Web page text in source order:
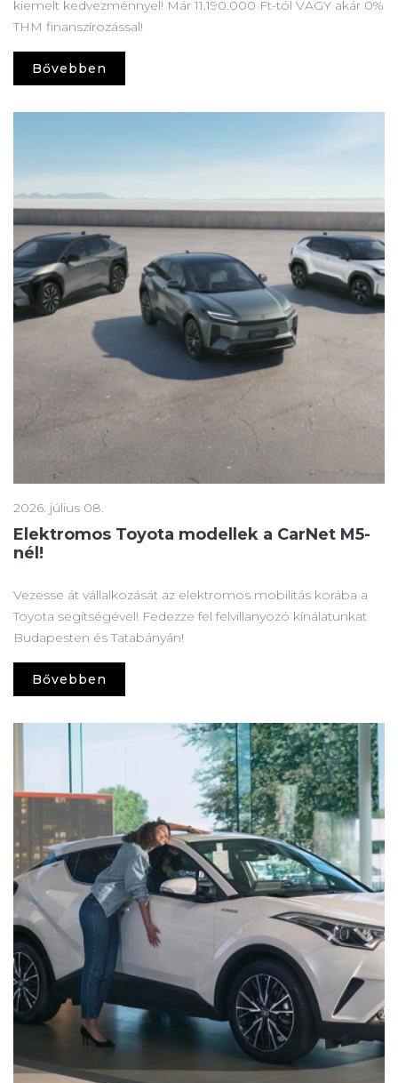
kiemelt kedvezménnyel! Már 11.190.000 Ft-tól VAGY akár 0%
THM finanszírozással!
Bővebben
2026. július 08.
Elektromos Toyota modellek a CarNet M5-
nél!
Vezesse át vállalkozását az elektromos mobilitás korába a
Toyota segítségével! Fedezze fel felvillanyozó kínálatunkat
Budapesten és Tatabányán!
Bővebben